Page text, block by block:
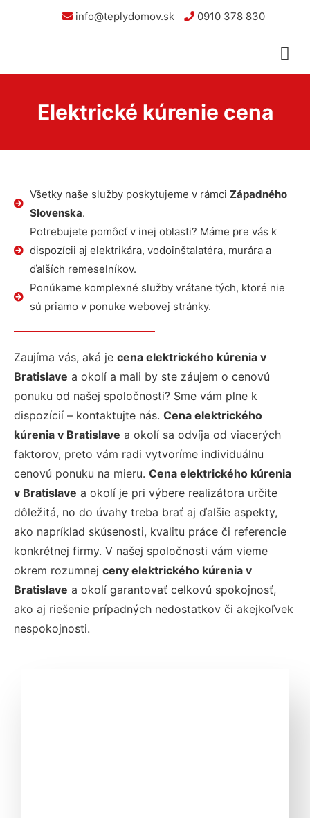
info@teplydomov.sk 0910 378 830
Elektrické kúrenie cena
Všetky naše služby poskytujeme v rámci Západného
Slovenska.
Potrebujete pomôcť v inej oblasti? Máme pre vás k
dispozícii aj elektrikára, vodoinštalatéra, murára a
ďalších remeselníkov.
Ponúkame komplexné služby vrátane tých, ktoré nie
sú priamo v ponuke webovej stránky.
Zaujíma vás, aká je cena elektrického kúrenia v
Bratislave a okolí a mali by ste záujem o cenovú
ponuku od našej spoločnosti? Sme vám plne k
dispozícií – kontaktujte nás. Cena elektrického
kúrenia v Bratislave a okolí sa odvíja od viacerých
faktorov, preto vám radi vytvoríme individuálnu
cenovú ponuku na mieru. Cena elektrického kúrenia
v Bratislave a okolí je pri výbere realizátora určite
dôležitá, no do úvahy treba brať aj ďalšie aspekty,
ako napríklad skúsenosti, kvalitu práce či referencie
konkrétnej firmy. V našej spoločnosti vám vieme
okrem rozumnej ceny elektrického kúrenia v
Bratislave a okolí garantovať celkovú spokojnosť,
ako aj riešenie prípadných nedostatkov či akejkoľvek
nespokojnosti.